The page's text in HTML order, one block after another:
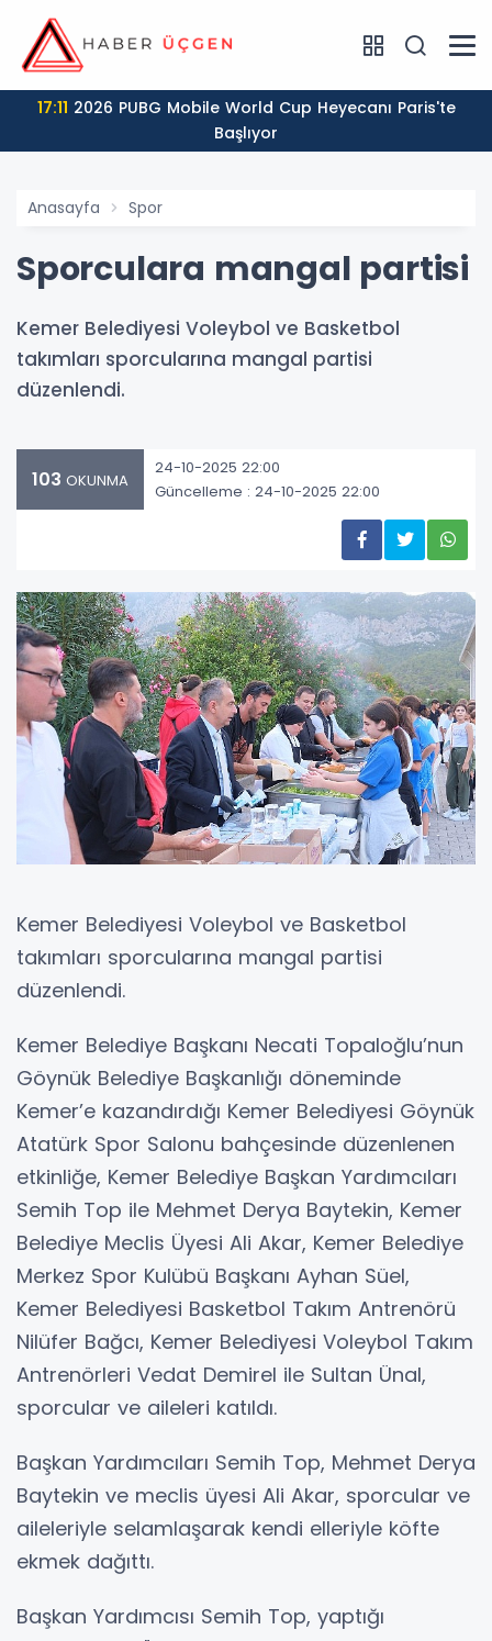
17:11
Başlıyor
Anasayfa Spor
Sporculara mangal partisi
Kemer Belediyesi Voleybol ve Basketbol
takımları sporcularına mangal partisi
düzenlendi.
103 OKUNMA
24-10-2025 22:00
Güncelleme : 24-10-2025 22:00
Kemer Belediyesi Voleybol ve Basketbol
takımları sporcularına mangal partisi
düzenlendi.
Kemer Belediye Başkanı Necati Topaloğlu’nun
Göynük Belediye Başkanlığı döneminde
Kemer’e kazandırdığı Kemer Belediyesi Göynük
Atatürk Spor Salonu bahçesinde düzenlenen
etkinliğe, Kemer Belediye Başkan Yardımcıları
Semih Top ile Mehmet Derya Baytekin, Kemer
Belediye Meclis Üyesi Ali Akar, Kemer Belediye
Merkez Spor Kulübü Başkanı Ayhan Süel,
Kemer Belediyesi Basketbol Takım Antrenörü
Nilüfer Bağcı, Kemer Belediyesi Voleybol Takım
Antrenörleri Vedat Demirel ile Sultan Ünal,
sporcular ve aileleri katıldı.
Başkan Yardımcıları Semih Top, Mehmet Derya
Baytekin ve meclis üyesi Ali Akar, sporcular ve
aileleriyle selamlaşarak kendi elleriyle köfte
ekmek dağıttı.
Başkan Yardımcısı Semih Top, yaptığı